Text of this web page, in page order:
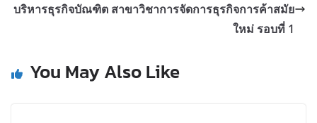
บริหารธุรกิจบัณฑิต สาขาวิชาการจัดการธุรกิจการค้าสมัย
ใหม่ รอบที่ 1
You May Also Like